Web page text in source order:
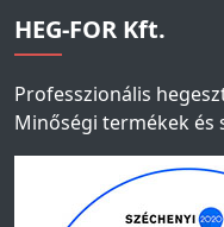
HEG-FOR Kft.
Professzionális
Minőségi termékek és